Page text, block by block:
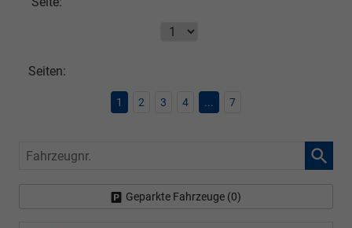
Seiten:
1 2 3 4 ... 7
Fahrzeugnr.
Geparkte Fahrzeuge (0)